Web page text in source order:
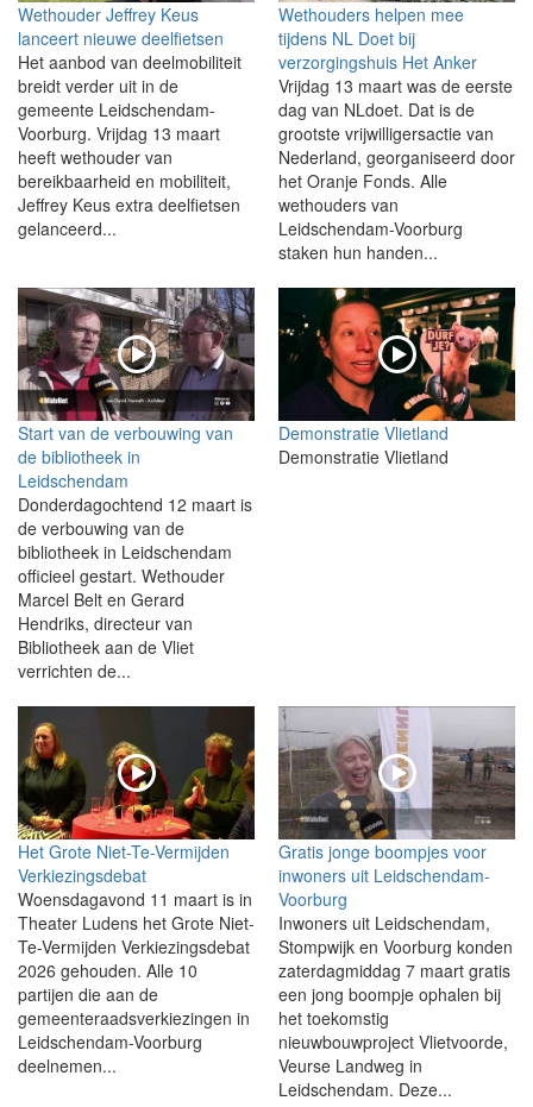
Wethouder Jeffrey Keus
lanceert nieuwe deelfietsen
Het aanbod van deelmobiliteit
breidt verder uit in de
gemeente Leidschendam-
Voorburg. Vrijdag 13 maart
heeft wethouder van
bereikbaarheid en mobiliteit,
Jeffrey Keus extra deelfietsen
gelanceerd...
Wethouders helpen mee
tijdens NL Doet bij
verzorgingshuis Het Anker
Vrijdag 13 maart was de eerste
dag van NLdoet. Dat is de
grootste vrijwilligersactie van
Nederland, georganiseerd door
het Oranje Fonds. Alle
wethouders van
Leidschendam-Voorburg
staken hun handen...
Start van de verbouwing van
de bibliotheek in
Leidschendam
Donderdagochtend 12 maart is
de verbouwing van de
bibliotheek in Leidschendam
officieel gestart. Wethouder
Marcel Belt en Gerard
Hendriks, directeur van
Bibliotheek aan de Vliet
verrichten de...
Demonstratie Vlietland
Demonstratie Vlietland
Het Grote Niet-Te-Vermijden
Verkiezingsdebat
Woensdagavond 11 maart is in
Theater Ludens het Grote Niet-
Te-Vermijden Verkiezingsdebat
2026 gehouden. Alle 10
partijen die aan de
gemeenteraadsverkiezingen in
Leidschendam-Voorburg
deelnemen...
Gratis jonge boompjes voor
inwoners uit Leidschendam-
Voorburg
Inwoners uit Leidschendam,
Stompwijk en Voorburg konden
zaterdagmiddag 7 maart gratis
een jong boompje ophalen bij
het toekomstig
nieuwbouwproject Vlietvoorde,
Veurse Landweg in
Leidschendam. Deze...